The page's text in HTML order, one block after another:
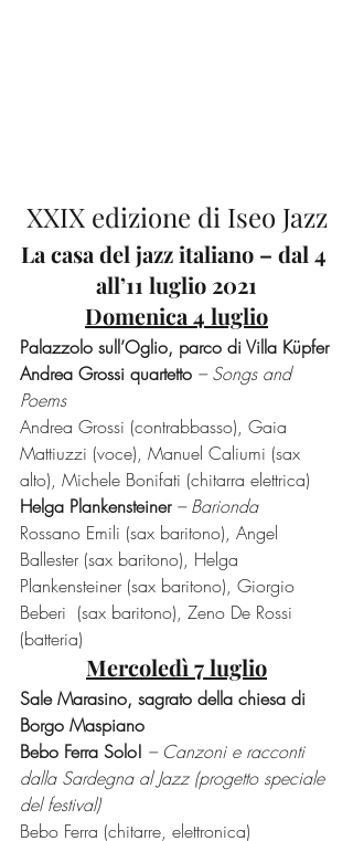
XXIX edizione di Iseo Jazz
La casa del jazz italiano – dal 4
all’11 luglio 2021
Domenica 4 luglio
Palazzolo sull’Oglio, parco di Villa Küpfer
Andrea Grossi quartetto – Songs and
Poems
Andrea Grossi (contrabbasso), Gaia
Mattiuzzi (voce), Manuel Caliumi (sax
alto), Michele Bonifati (chitarra elettrica)
Helga Plankensteiner – Barionda
Rossano Emili (sax baritono), Angel
Ballester (sax baritono), Helga
Plankensteiner (sax baritono), Giorgio
Beberi  (sax baritono), Zeno De Rossi
(batteria)
Mercoledì 7 luglio
Sale Marasino, sagrato della chiesa di
Borgo Maspiano
Bebo Ferra Solo! – Canzoni e racconti
dalla Sardegna al Jazz (progetto speciale
del festival)
Bebo Ferra (chitarre, elettronica)